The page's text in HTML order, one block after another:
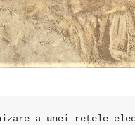
a unei rețele